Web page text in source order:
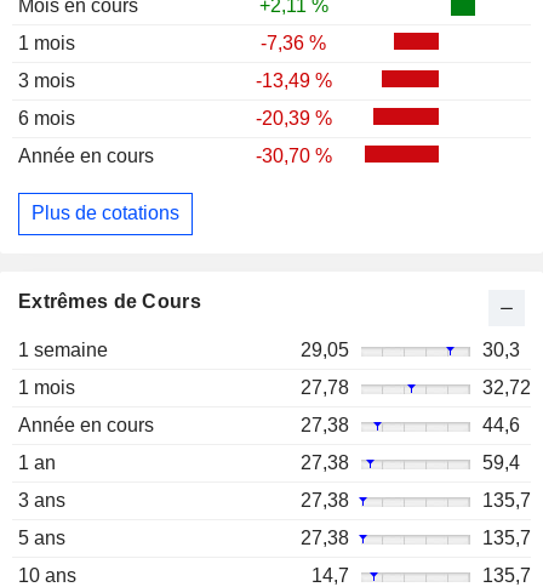
Mois en cours
+2,11 %
1 mois
-7,36 %
3 mois
-13,49 %
6 mois
-20,39 %
Année en cours
-30,70 %
Plus de cotations
Extrêmes de Cours
1 semaine 29,05
30,3
1 mois
27,78
32,72
Année en cours
27,38
44,6
1 an
27,38
59,4
3 ans
27,38
135,7
5 ans
27,38
135,7
10 ans
14,7 135,7